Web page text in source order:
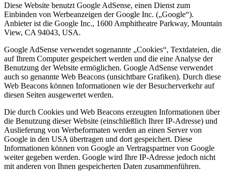
Diese Website benutzt Google AdSense, einen Dienst zum
Einbinden von Werbeanzeigen der Google Inc. („Google“).
Anbieter ist die Google Inc., 1600 Amphitheatre Parkway, Mountain
View, CA 94043, USA.
Google AdSense verwendet sogenannte „Cookies“, Textdateien, die
auf Ihrem Computer gespeichert werden und die eine Analyse der
Benutzung der Website ermöglichen. Google AdSense verwendet
auch so genannte Web Beacons (unsichtbare Grafiken). Durch diese
Web Beacons können Informationen wie der Besucherverkehr auf
diesen Seiten ausgewertet werden.
Die durch Cookies und Web Beacons erzeugten Informationen über
die Benutzung dieser Website (einschließlich Ihrer IP-Adresse) und
Auslieferung von Werbeformaten werden an einen Server von
Google in den USA übertragen und dort gespeichert. Diese
Informationen können von Google an Vertragspartner von Google
weiter gegeben werden. Google wird Ihre IP-Adresse jedoch nicht
mit anderen von Ihnen gespeicherten Daten zusammenführen.